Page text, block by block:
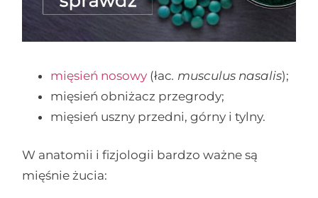
mięsień nosowy (łac. musculus nasalis);
mięsień obniżacz przegrody;
mięsień uszny przedni, górny i tylny.
W anatomii i fizjologii bardzo ważne są
mięśnie żucia: